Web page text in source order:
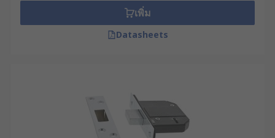
Number of levers engraved
เพิ่ม
Datasheets